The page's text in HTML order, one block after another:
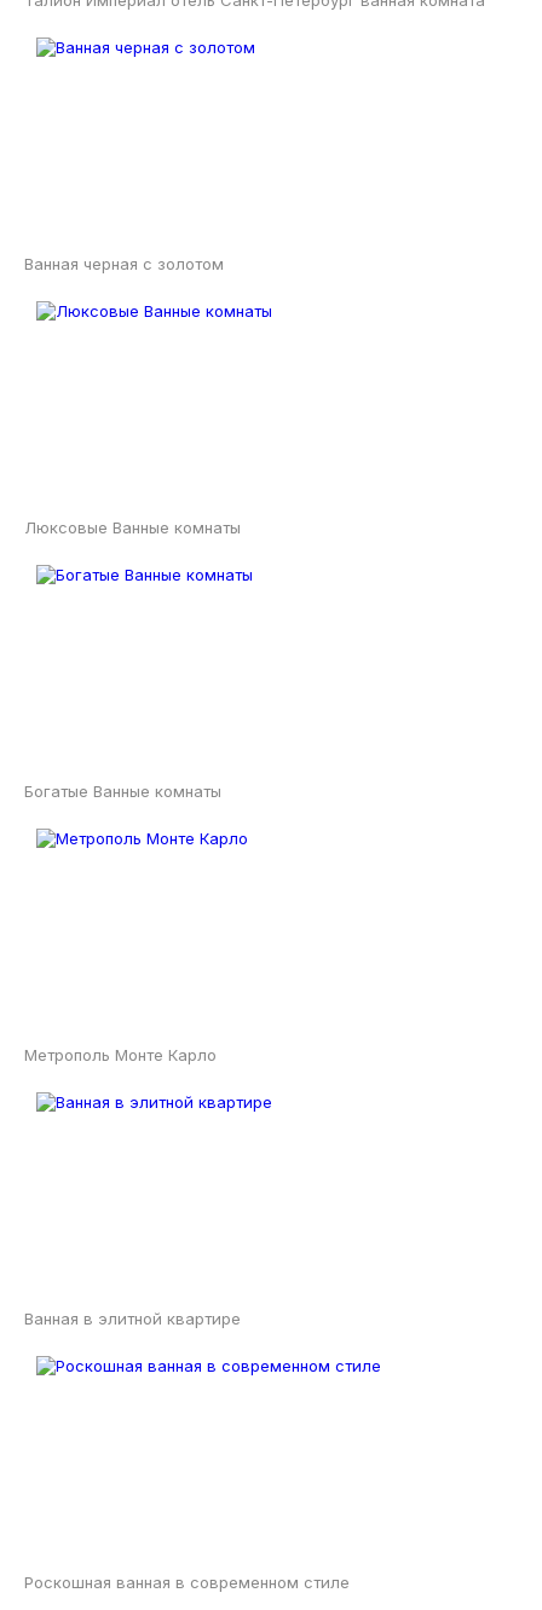
Ванная черная с золотом
Люксовые Ванные комнаты
Богатые Ванные комнаты
Метрополь Монте Карло
Ванная в элитной квартире
Роскошная ванная в современном стиле